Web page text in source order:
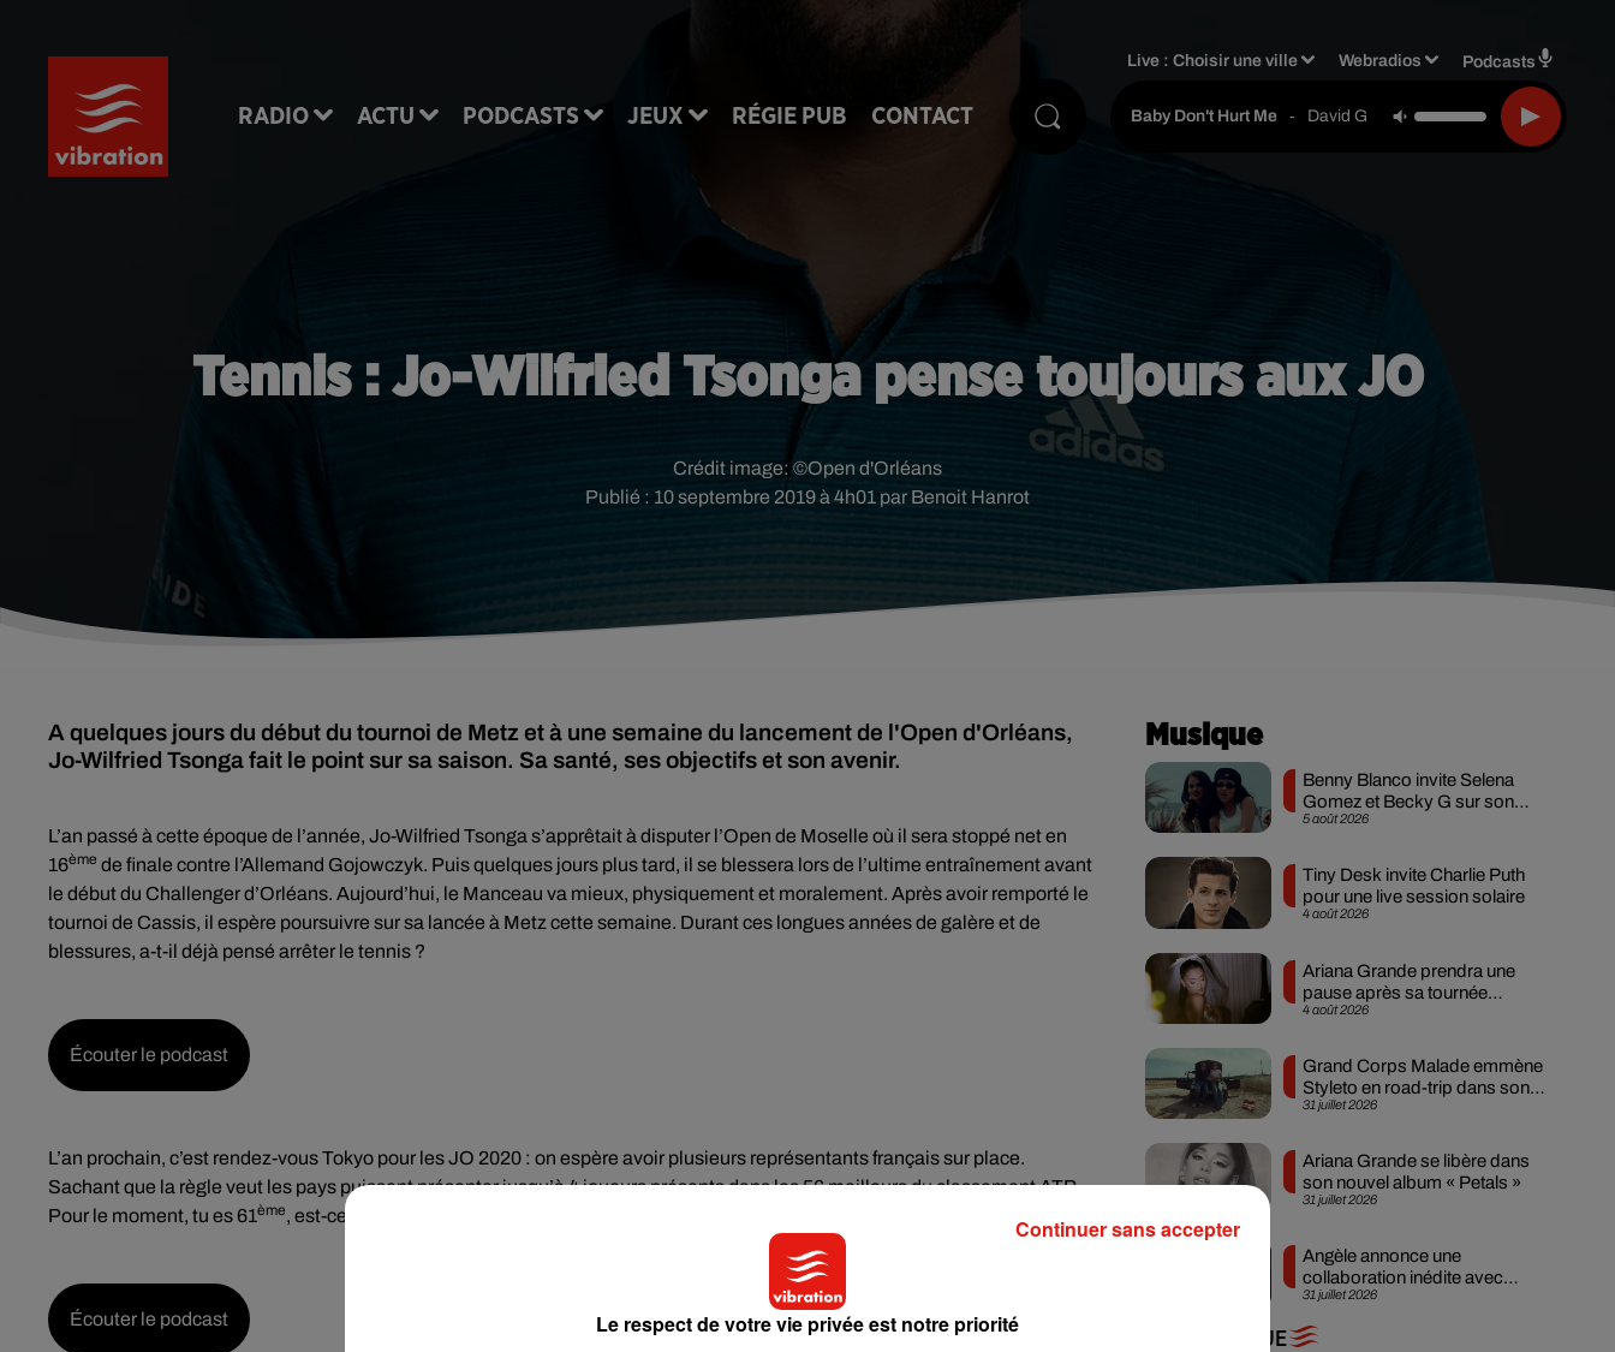
RADIO ACTU PODCASTS JEUX RÉGIE PUB CONTACT
Live :Choisir une ville Webradios Podcasts
Baby Don't Hurt Me - David Guetta & Anne Marie & Coi Leray
Tennis : Jo-Wilfried Tsonga pense toujours aux JO
Publié : 10 septembre 2019 à 4h01 par Benoit Hanrot
Crédit image: ©Open d'Orléans
A quelques jours du début du tournoi de Metz et à une semaine du lancement de l'Open d'Orléans,
Jo-Wilfried Tsonga fait le point sur sa saison. Sa santé, ses objectifs et son avenir.
L’an passé à cette époque de l’année, Jo-Wilfried Tsonga s’apprêtait à disputer l’Open de Moselle où il sera stoppé net en
16ème de finale contre l’Allemand Gojowczyk. Puis quelques jours plus tard, il se blessera lors de l’ultime entraînement avant
le début du Challenger d’Orléans. Aujourd’hui, le Manceau va mieux, physiquement et moralement. Après avoir remporté le
tournoi de Cassis, il espère poursuivre sur sa lancée à Metz cette semaine. Durant ces longues années de galère et de
blessures, a-t-il déjà pensé arrêter le tennis ?
Écouter le podcast
L’an prochain, c’est rendez-vous Tokyo pour les JO 2020 : on espère avoir plusieurs représentants français sur place.
Sachant que la règle veut les pays puissent présenter jusqu’à 4 joueurs présents dans les 56 meilleurs du classement ATP.
Pour le moment, tu es 61ème, est-ce que l’équipe de France et les JO en particulier, c’est toujours dans un coin de sa tête ?
Écouter le podcast
Musique
5 août 2026
Benny Blanco invite Selena
Gomez et Becky G sur son
nouveau single
4 août 2026
Tiny Desk invite Charlie Puth
pour une live session solaire
4 août 2026
Ariana Grande prendra une
pause après sa tournée
mondiale
31 juillet 2026
Grand Corps Malade emmène
Styleto en road-trip dans son
nouveau clip
31 juillet 2026
Ariana Grande se libère dans
son nouvel album « Petals »
31 juillet 2026
Angèle annonce une
collaboration inédite avec
Amelie Lens
+ DE MUSIQUE
Le respect de votre vie privée est notre priorité
Continuer sans accepter